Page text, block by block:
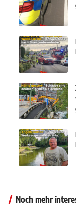
Noch mehr